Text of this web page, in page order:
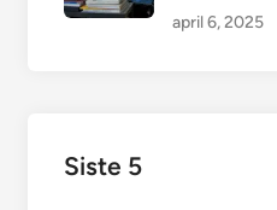
april 6, 2025
Siste 5